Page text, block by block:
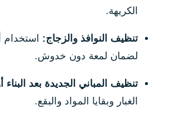
الكريهة.
تنظيف النوافذ والزجاج:
لضمان لمعة دون خدوش.
تنظيف المباني الجديدة بعد البناء
الغبار وبقايا المواد والبقع.